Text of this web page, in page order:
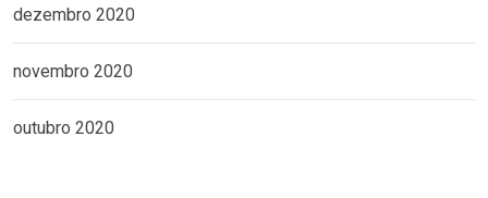
dezembro 2020
novembro 2020
outubro 2020